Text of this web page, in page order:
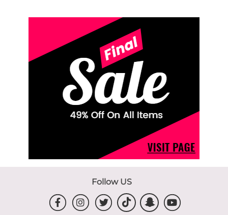
Follow US